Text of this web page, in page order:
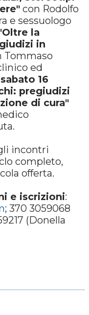
con Rodolfo
e sessuologo
la
in
Tommaso
ed
16
pregiudizi
di cura"
incontri
completo,
offerta.
e iscrizioni:
; 370 3059068
(Donella